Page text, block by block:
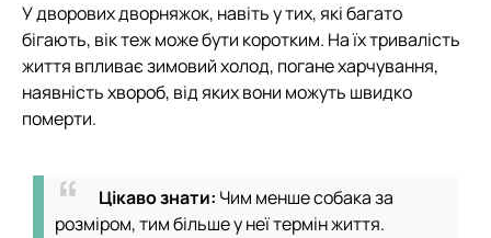
У дворових дворняжок, навіть у тих, які багато
бігають, вік теж може бути коротким. На їх тривалість
життя впливає зимовий холод, погане харчування,
наявність хвороб, від яких вони можуть швидко
померти.
Цікаво знати: Чим менше собака за
розміром, тим більше у неї термін життя.